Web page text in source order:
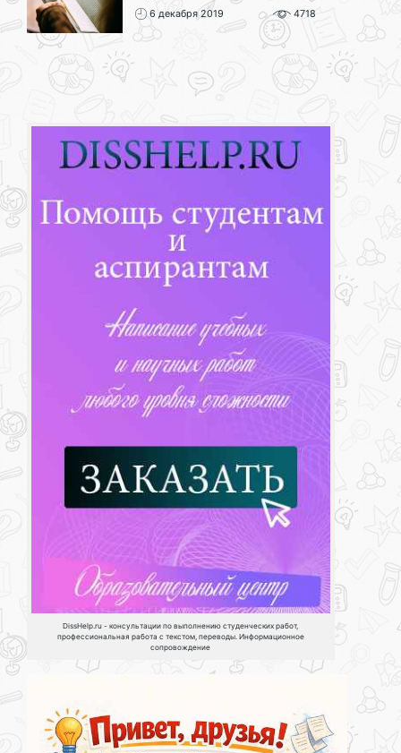
6 декабря 2019 4718
DissHelp.ru - консультации по выполнению студенческих работ,
профессиональная работа с текстом, переводы. Информационное
сопровождение